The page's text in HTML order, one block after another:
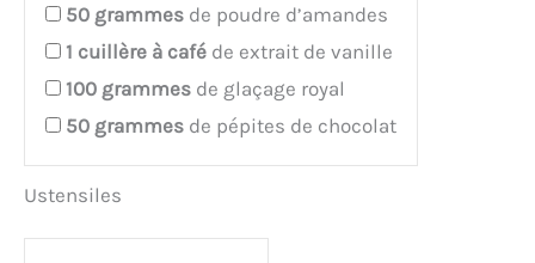
50 grammes de poudre d’amandes
1 cuillère à café de extrait de vanille
100 grammes de glaçage royal
50 grammes de pépites de chocolat
Ustensiles